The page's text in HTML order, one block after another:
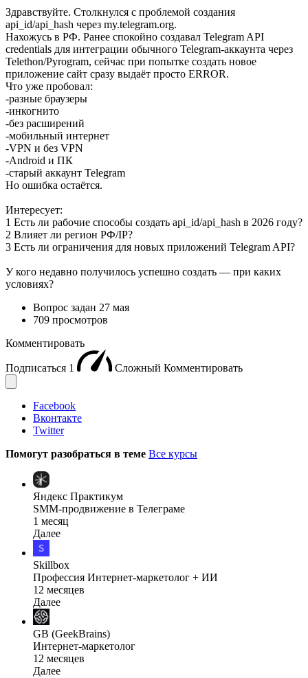
Здравствуйте. Столкнулся с проблемой создания
api_id/api_hash через my.telegram.org.
Нахожусь в РФ. Ранее спокойно создавал Telegram API
credentials для интеграции обычного Telegram-аккаунта через
Telethon/Pyrogram, сейчас при попытке создать новое
приложение сайт сразу выдаёт просто ERROR.
Что уже пробовал:
-разные браузеры
-инкогнито
-без расширений
-мобильный интернет
-VPN и без VPN
-Android и ПК
-старый аккаунт Telegram
Но ошибка остаётся.
Интересует:
1 Есть ли рабочие способы создать api_id/api_hash в 2026 году?
2 Влияет ли регион РФ/IP?
3 Есть ли ограничения для новых приложений Telegram API?
У кого недавно получилось успешно создать — при каких
условиях?
Вопрос задан 27 мая
709 просмотров
Комментировать
Подписаться 1 Сложный Комментировать
Facebook
Вконтакте
Twitter
Помогут разобраться в теме Все курсы
Яндекс Практикум
SMM-продвижение в Телеграме
1 месяц
Далее
Skillbox
Профессия Интернет-маркетолог + ИИ
12 месяцев
Далее
GB (GeekBrains)
Интернет-маркетолог
12 месяцев
Далее